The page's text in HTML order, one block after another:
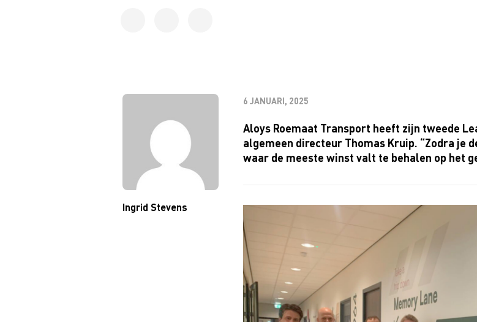
Ingrid Stevens
6 JANUARI, 2025
Aloys Roemaat Transport heeft zijn tweede
algemeen directeur Thomas Kruip. “Zodra je
waar de meeste winst valt te behalen op het